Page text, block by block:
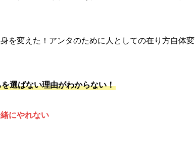
を変えた！アンタのために人としての在り方自体変
選ばない理由がわからない！
にやれない